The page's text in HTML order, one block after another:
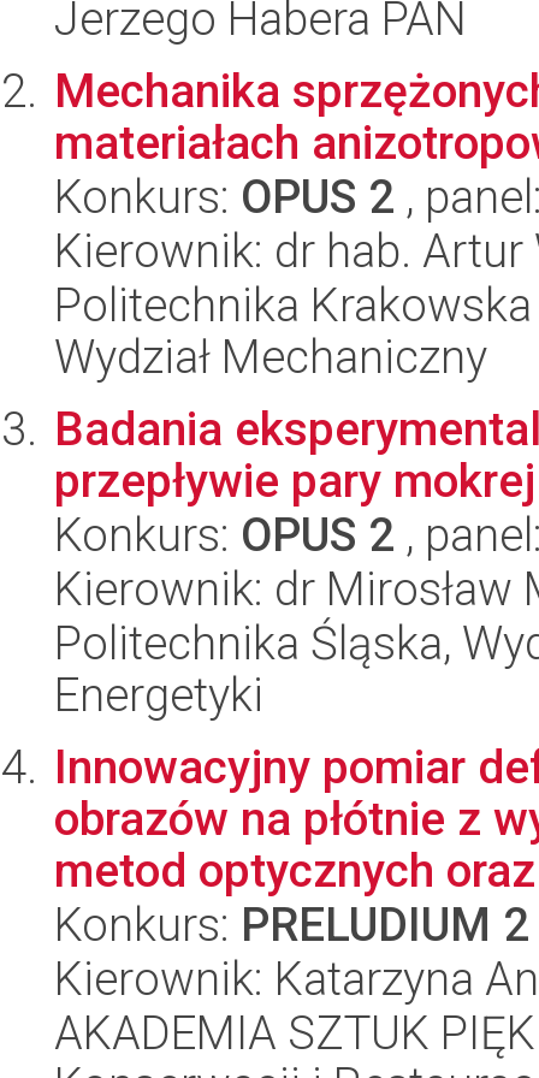
Jerzego Habera PAN
Mechanika
materiałach
Konkurs: OPUS 2 ,
Kierownik: dr hab. Artur
Politechnika
Wydział Mechaniczny
Badania
przepływie pary mokrej
Konkurs: OPUS 2 ,
Kierownik: dr Mirosław
Politechnika Śląska,
Energetyki
Innowacyjny pomiar
obrazów na płótnie z
metod optycznych
Konkurs: PRELUDIUM 2
Kierownik: Katarzyna
AKADEMIA SZTUK